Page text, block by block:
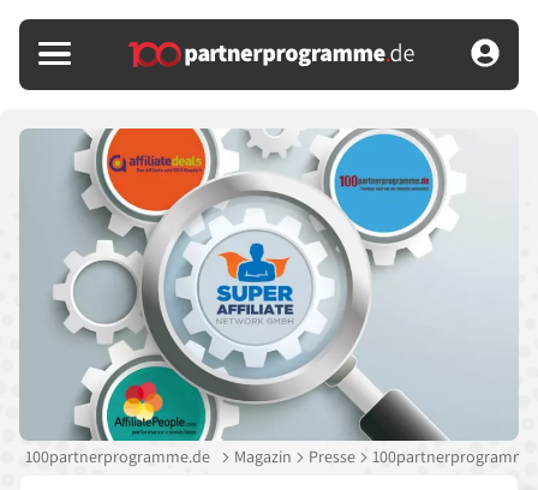
100partnerprogramme.de Magazin Presse